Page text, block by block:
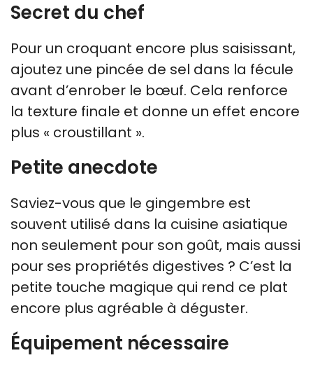
Secret du chef
Pour un croquant encore plus saisissant,
ajoutez une pincée de sel dans la fécule
avant d’enrober le bœuf. Cela renforce
la texture finale et donne un effet encore
plus « croustillant ».
Petite anecdote
Saviez-vous que le gingembre est
souvent utilisé dans la cuisine asiatique
non seulement pour son goût, mais aussi
pour ses propriétés digestives ? C’est la
petite touche magique qui rend ce plat
encore plus agréable à déguster.
Équipement nécessaire